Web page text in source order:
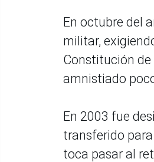
En octubre del
militar,
Constitución de
amnistiado
En 2003 fue
transferido
toca pasar al